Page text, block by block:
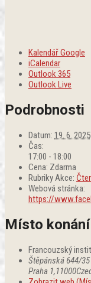
Kalendář Google
iCalendar
Outlook 365
Outlook Live
Podrobnosti
Datum: 19. 6. 2025
Čas:
17:00 - 18:00
Cena: Zdarma
Rubriky Akce:
Webová stránka:
https://
Místo konání
Francouzský
Štěpánská 644/35
Praha 1,11000